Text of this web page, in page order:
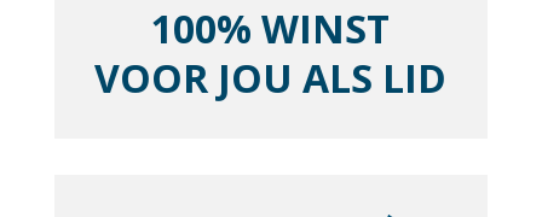
100% WINST
VOOR JOU ALS LID